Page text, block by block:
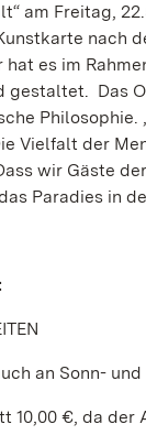
am Freitag,
nach
hat es im
Das
Vielfalt der
wir Gäste
Paradies in
an Sonn-
10,00 €, da